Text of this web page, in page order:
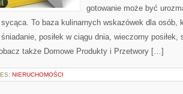
gotowanie może być
To baza kulinarnych wskazówek dla osób,
posiłek w ciągu dnia, wieczorny posiłek,
także Domowe Produkty i Przetwory […]
NIERUCHOMOŚCI